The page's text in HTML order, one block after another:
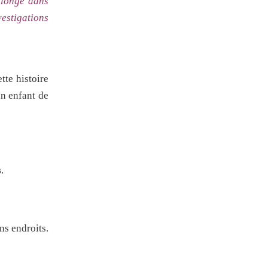
histoire
enfant de
.
endroits.